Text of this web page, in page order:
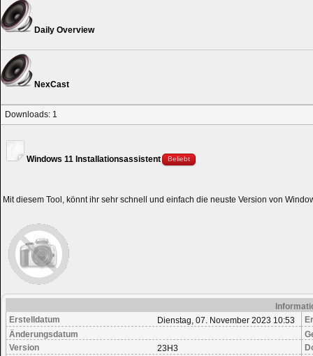
Daily Overview
NexCast
Downloads: 1
Windows 11 Installationsassistent Beliebt
Mit diesem Tool, könnt ihr sehr schnell und einfach die neuste Version von
Erstelldatum
Dienstag, 07. November 2023 10:53
Änderungsdatum
Version
23H3